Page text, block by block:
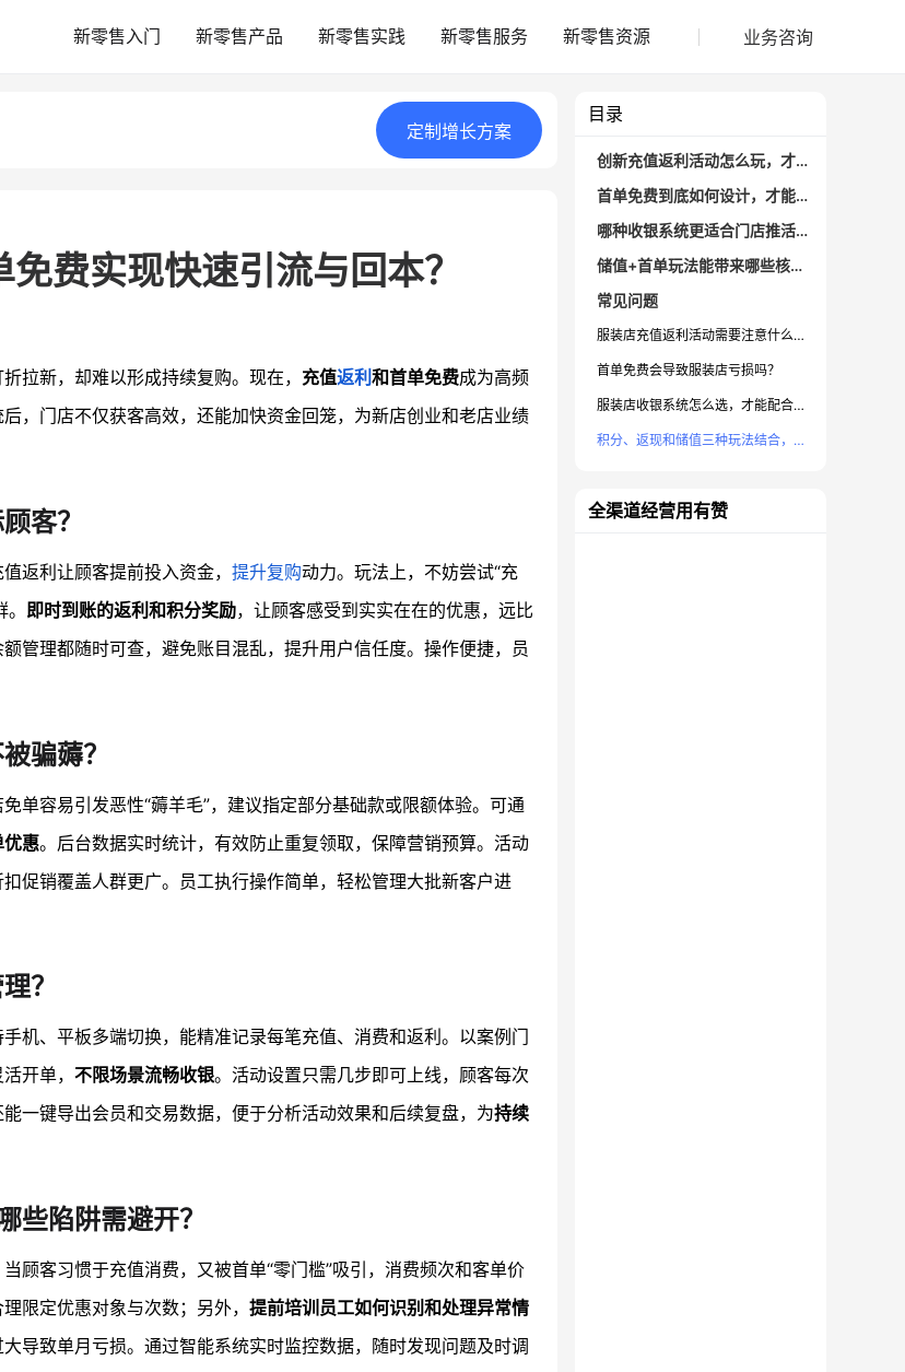
新零售入门 新零售产品 新零售实践 新零售服务 新零售资源 业务咨询
定制 增长方案
费实现快速引流与回本？
拉新，却难以形成持续复购。现在， 充值返利 和首单免费成为高频
，门店不仅获客高效，还能加快资金回笼，为新店创业和老店业绩
客？
返利让顾客提前投入资金， 提升复购动力。玩法上，不妨尝试“充
即时到账的返利和积分奖励，让顾客感受到实实在在的优惠，远比
管理都随时可查，避免账目混乱，提升用户信任度。操作便捷，员
骗薅？
单容易引发恶性“薅羊毛”，建议指定部分基础款或限额体验。可通
优惠。后台数据实时统计，有效防止重复领取，保障营销预算。活动
促销覆盖人群更广。员工执行操作简单，轻松管理大批新客户进
？
机、平板多端切换，能精准记录每笔充值、消费和返利。以案例门
开单， 不限场景流畅收银。活动设置只需几步即可上线，顾客每次
一键导出会员和交易数据，便于分析活动效果和后续复盘，为持续
些陷阱需避开？
顾客习惯于充值消费，又被首单“零门槛”吸引，消费频次和客单价
限定优惠对象与次数；另外， 提前培训员工如何识别和处理异常情
导致单月亏损。通过智能系统实时监控数据，随时发现问题及时调
目录
创新充值返利活动怎么玩，才能吸引目标顾客？
首单免费到底如何设计，才能有效拓客不被骗薅？
哪种收银系统更适合门店推活动与高效管理？
储值+首单玩法能带来哪些核心效果？有哪些陷阱需避开？
常见问题
服装店充值返利活动需要注意什么合规点？
首单免费会导致服装店亏损吗？
服装店收银系统怎么选，才能配合活动无缝对接？
积分、返现和储值三种玩法结合，效果会更好吗？
全渠道经营用有赞